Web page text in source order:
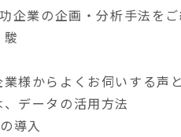
企業の企画・分析手法を
様からよくお伺いする声
データの活用方法
導入